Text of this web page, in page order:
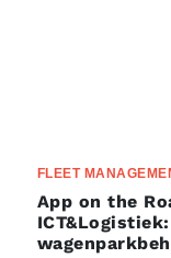
FLEET
App on the